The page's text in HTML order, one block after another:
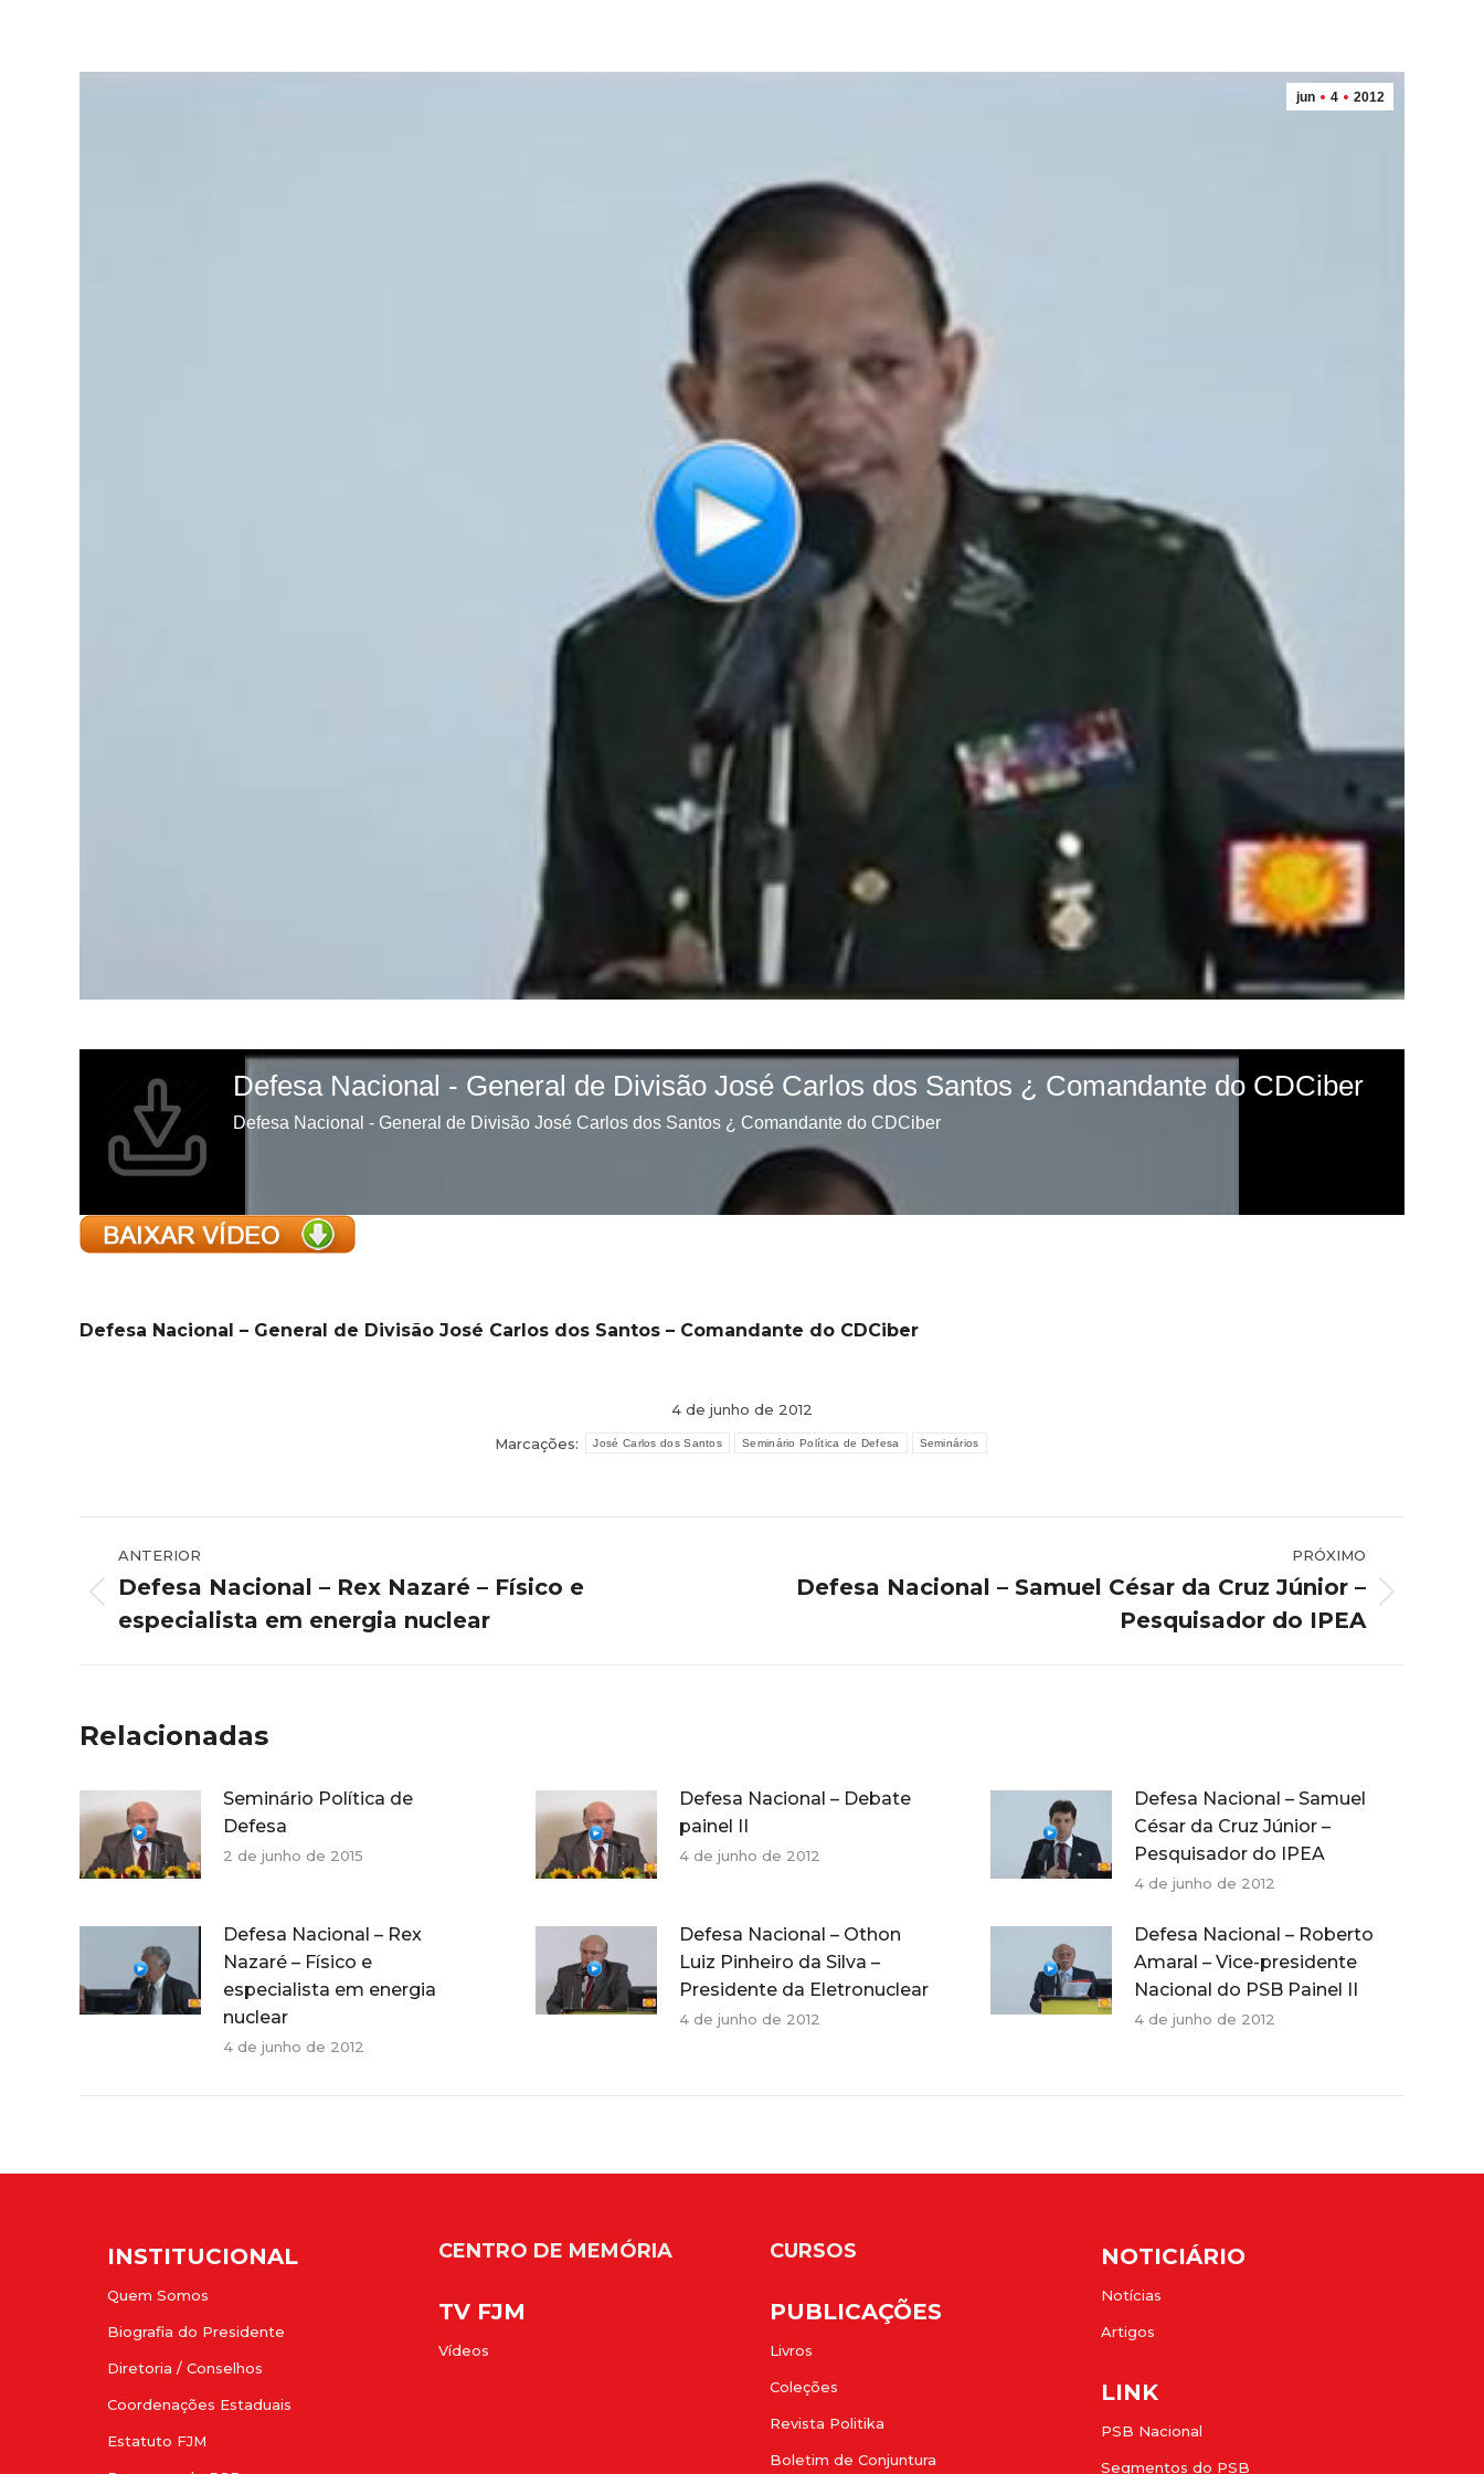
jun 4 2012
Defesa Nacional – General de Divisão José Carlos dos Santos – Comandante do CDCiber
4 de junho de 2012
Marcações:
José Carlos dos Santos Seminário Política de Defesa Seminários
de
post:
ANTERIOR
anterior:
Defesa Nacional – Rex Nazaré – Físico e
especialista em energia nuclear
PRÓXIMO
Defesa Nacional – Samuel César da Cruz Júnior –
Pesquisador do IPEA
Relacionadas
Seminário Política de
Defesa
2 de junho de 2015
Defesa Nacional – Debate
painel II
4 de junho de 2012
Defesa Nacional – Samuel
César da Cruz Júnior –
Pesquisador do IPEA
4 de junho de 2012
Defesa Nacional – Rex
Nazaré – Físico e
especialista em energia
nuclear
4 de junho de 2012
Defesa Nacional – Othon
Luiz Pinheiro da Silva –
Presidente da Eletronuclear
4 de junho de 2012
Defesa Nacional – Roberto
Amaral – Vice-presidente
Nacional do PSB Painel II
4 de junho de 2012
INSTITUCIONAL
Quem Somos
Biografia do Presidente
Diretoria / Conselhos
Coordenações Estaduais
Estatuto FJM
CENTRO DE MEMÓRIA
TV FJM
Vídeos
CURSOS
PUBLICAÇÕES
Livros
Coleções
Revista Politika
Boletim de Conjuntura
NOTICIÁRIO
Notícias
Artigos
LINK
PSB Nacional
Segmentos do PSB